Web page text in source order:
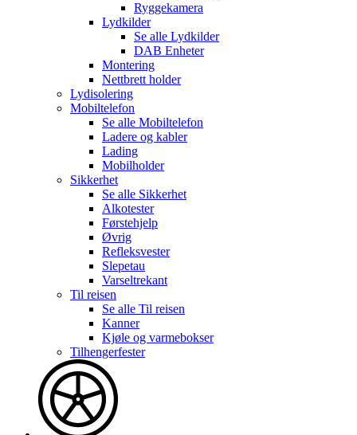
Ryggekamera
Lydkilder
Se alle Lydkilder
DAB Enheter
Montering
Nettbrett holder
Lydisolering
Mobiltelefon
Se alle Mobiltelefon
Ladere og kabler
Lading
Mobilholder
Sikkerhet
Se alle Sikkerhet
Alkotester
Førstehjelp
Øvrig
Refleksvester
Slepetau
Varseltrekant
Til reisen
Se alle Til reisen
Kanner
Kjøle og varmebokser
Tilhengerfester